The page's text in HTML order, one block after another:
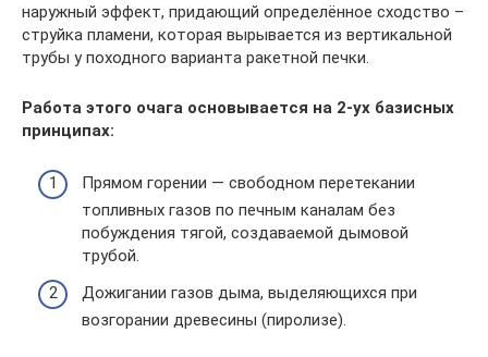
наружный эффект, придающий определённое сходство –
струйка пламени, которая вырывается из вертикальной
трубы у походного варианта ракетной печки.
Работа этого очага основывается на 2-ух базисных
принципах:
Прямом горении — свободном перетекании
топливных газов по печным каналам без
побуждения тягой, создаваемой дымовой
трубой.
Дожигании газов дыма, выделяющихся при
возгорании древесины (пиролизе).